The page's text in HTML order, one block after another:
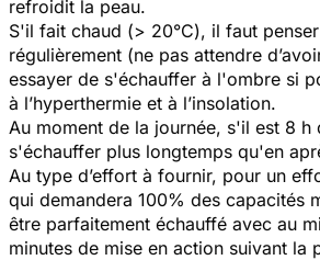
refroidit la peau.
S'il fait chaud (> 20°C), il faut
régulièrement (ne pas attendre
essayer de s'échauffer à l'ombre si
à l’hyperthermie et à l’insolation.
Au moment de la journée, s'il est 8 h
s'échauffer plus longtemps qu'en
Au type d’effort à fournir, pour un
qui demandera 100% des capacités
être parfaitement échauffé avec au
minutes de mise en action suivant la